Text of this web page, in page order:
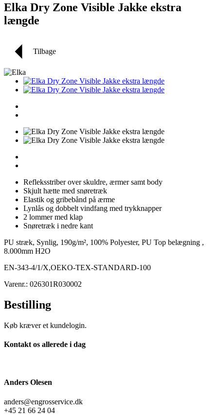
Elka Dry Zone Visible Jakke ekstra
længde
Tilbage
Refleksstriber over skuldre, ærmer samt body
Skjult hætte med snøretræk
Elastik og gribebånd på ærme
Lynlås og dobbelt vindfang med trykknapper
2 lommer med klap
Snøretræk i nedre kant
PU stræk, Synlig, 190g/m², 100% Polyester, PU Top belægning ,
8.000mm H2O
EN-343-4/1/X,OEKO-TEX-STANDARD-100
Varenr.: 026301R030002
Bestilling
Køb kræver et kundelogin.
Kontakt os allerede i dag
Anders Olesen
anders@engrosservice.dk
+45 21 66 24 04